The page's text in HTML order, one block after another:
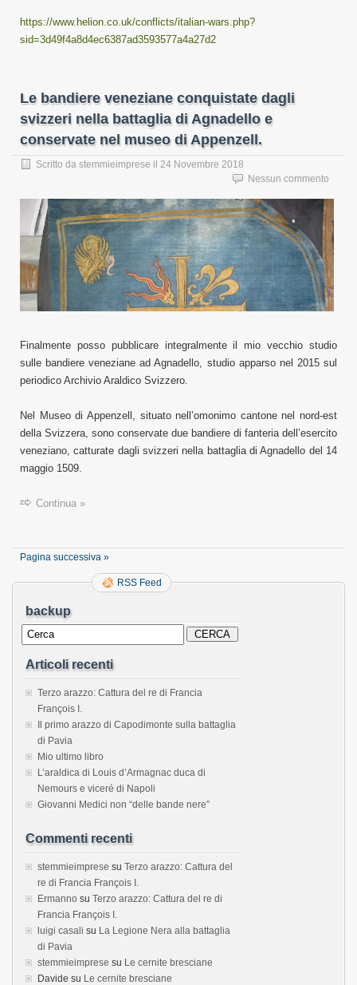
https://www.helion.co.uk/conflicts/italian-wars.php?
sid=3d49f4a8d4ec6387ad3593577a4a27d2
Le bandiere veneziane conquistate dagli
svizzeri nella battaglia di Agnadello e
conservate nel museo di Appenzell.
Scritto da stemmieimprese il 24 Novembre 2018
Nessun commento
Finalmente posso pubblicare integralmente il mio vecchio studio
sulle bandiere veneziane ad Agnadello, studio apparso nel 2015 sul
periodico Archivio Araldico Svizzero.
Nel Museo di Appenzell, situato nell’omonimo cantone nel nord-est
della Svizzera, sono conservate due bandiere di fanteria dell’esercito
veneziano, catturate dagli svizzeri nella battaglia di Agnadello del 14
maggio 1509.
Continua »
Pagina successiva »
RSS Feed
backup
Articoli recenti
Terzo arazzo: Cattura del re di Francia
François I.
Il primo arazzo di Capodimonte sulla battaglia
di Pavia
Mio ultimo libro
L’araldica di Louis d’Armagnac duca di
Nemours e viceré di Napoli
Giovanni Medici non “delle bande nere”
Commenti recenti
stemmieimprese su Terzo arazzo: Cattura del
re di Francia François I.
Ermanno su Terzo arazzo: Cattura del re di
Francia François I.
luigi casali su La Legione Nera alla battaglia
di Pavia
stemmieimprese su Le cernite bresciane
Davide su Le cernite bresciane